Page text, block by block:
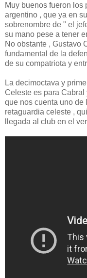
Muy buenos fueron los
argentino , que ya en
sobrenombre de " el
su mano pese a tener
No obstante , Gustavo
fundamental de la
de su compatriota y
La decimoctava y
Celeste es para
que nos cuenta uno
retaguardia celeste ,
llegada al club en el